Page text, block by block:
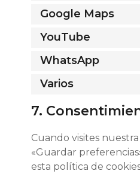
Google Maps
YouTube
WhatsApp
Varios
7.
Cuando visites
«Guardar
esta política de